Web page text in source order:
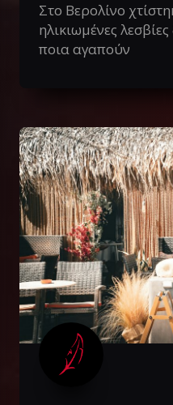
Στο Βερολίνο
ηλικιωμένες
ποια αγαπούν